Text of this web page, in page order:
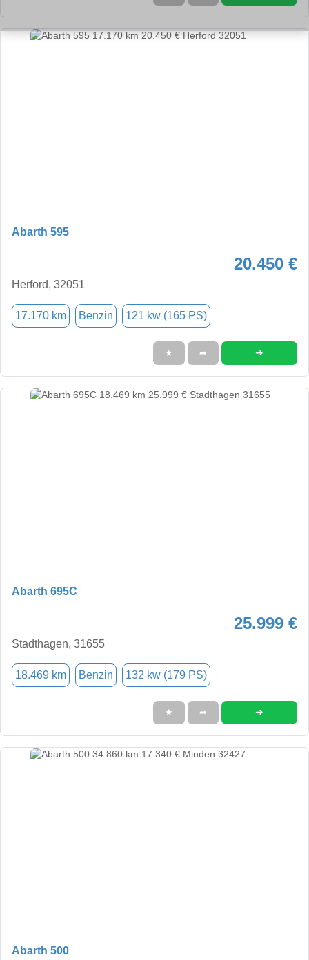
Abarth 595
20.450 €
Herford, 32051
17.170 km Benzin 121 kw (165 PS)
★ ➦ ➜
Abarth 695C
25.999 €
Stadthagen, 31655
18.469 km Benzin 132 kw (179 PS)
★ ➦ ➜
Abarth 500